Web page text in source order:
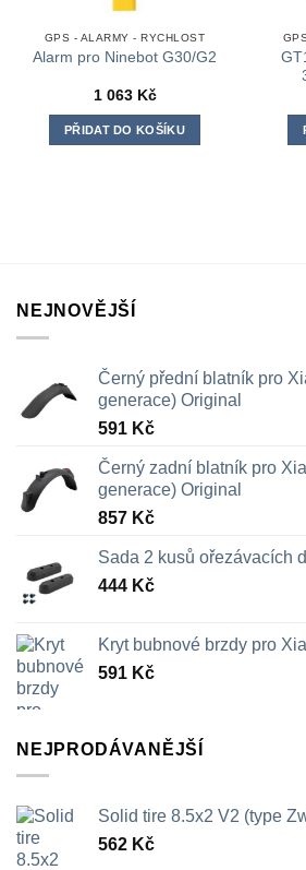
GPS - ALARMY - RYCHLOST
Alarm pro Ninebot G30/G2
1 063 Kč
PŘIDAT DO KOŠÍKU
NEJNOVĚJŠÍ
Černý přední blatník pro
generace) Original
591 Kč
Černý zadní blatník pro
generace) Original
857 Kč
Sada 2 kusů ořezávacích
444 Kč
Kryt bubnové brzdy pro
591 Kč
NEJPRODÁVANĚJŠÍ
Solid tire 8.5x2 V2 (type
562 Kč